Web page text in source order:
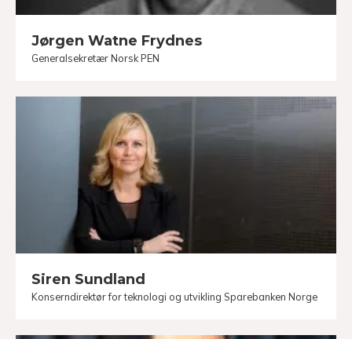
Jørgen Watne Frydnes
Generalsekretær Norsk PEN
Siren Sundland
Konserndirektør for teknologi og utvikling Sparebanken Norge